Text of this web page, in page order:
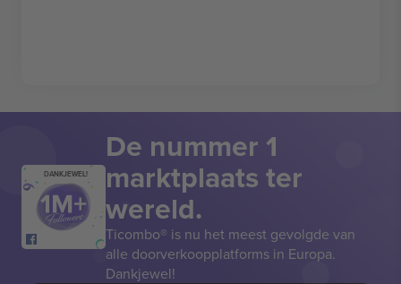
DANKJEWEL!
De nummer 1
marktplaats ter
wereld.
Ticombo® is nu het meest gevolgde van
alle doorverkoopplatforms in Europa.
Dankjewel!